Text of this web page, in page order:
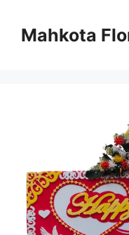
Mahkota